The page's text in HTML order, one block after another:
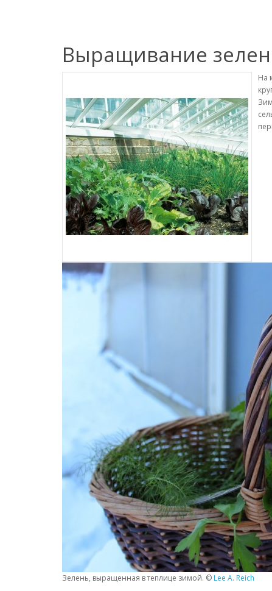
Выращивание
На
Зелень, выращенная в теплице зимой. © Lee A. Reich